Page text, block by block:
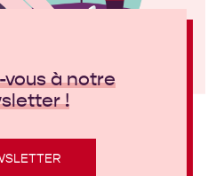
à notre
!